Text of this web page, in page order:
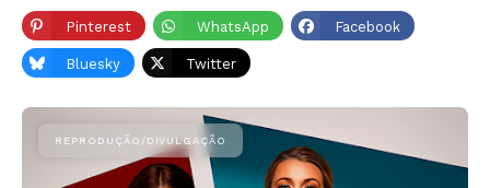
Pinterest WhatsApp Facebook
Bluesky Twitter